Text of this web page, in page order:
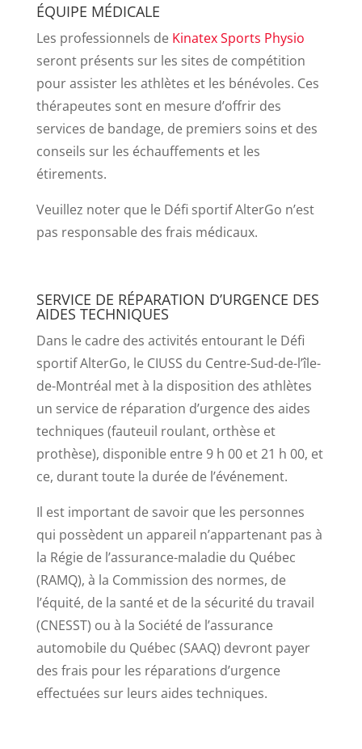
ÉQUIPE MÉDICALE
Les professionnels de Kinatex Sports Physio
seront présents sur les sites de compétition
pour assister les athlètes et les bénévoles. Ces
thérapeutes sont en mesure d’offrir des
services de bandage, de premiers soins et des
conseils sur les échauffements et les
étirements.
Veuillez noter que le Défi sportif AlterGo n’est
pas responsable des frais médicaux.
SERVICE DE RÉPARATION D’URGENCE DES
AIDES TECHNIQUES
Dans le cadre des activités entourant le Défi
sportif AlterGo, le CIUSS du Centre-Sud-de-l’île-
de-Montréal met à la disposition des athlètes
un service de réparation d’urgence des aides
techniques (fauteuil roulant, orthèse et
prothèse), disponible entre 9 h 00 et 21 h 00, et
ce, durant toute la durée de l’événement.
Il est important de savoir que les personnes
qui possèdent un appareil n’appartenant pas à
la Régie de l’assurance-maladie du Québec
(RAMQ), à la Commission des normes, de
l’équité, de la santé et de la sécurité du travail
(CNESST) ou à la Société de l’assurance
automobile du Québec (SAAQ) devront payer
des frais pour les réparations d’urgence
effectuées sur leurs aides techniques.